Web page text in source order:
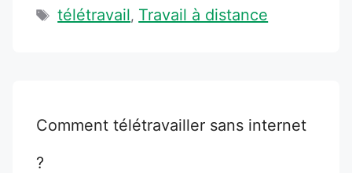
Étiquettes
télétravail, Travail à distance
Comment télétravailler sans internet
?